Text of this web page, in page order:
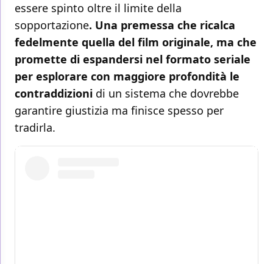
essere spinto oltre il limite della
sopportazione. Una premessa che ricalca
fedelmente quella del film originale, ma che
promette di espandersi nel formato seriale
per esplorare con maggiore profondità le
contraddizioni di un sistema che dovrebbe
garantire giustizia ma finisce spesso per
tradirla.